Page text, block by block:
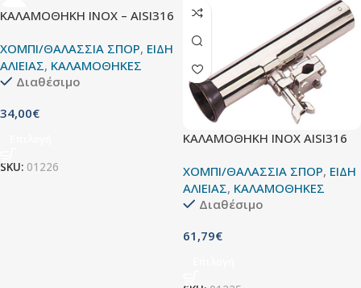
ΚΑΛΑΜΟΘΗΚΗ ΙΝΟΧ – AISI316
ΧΟΜΠΙ/ΘΑΛΑΣΣΙΑ ΣΠΟΡ, ΕΙΔΗ
ΑΛΙΕΙΑΣ, ΚΑΛΑΜΟΘΗΚΕΣ
Διαθέσιμο
34,00€
SKU: 01226
ΚΑΛΑΜΟΘΗΚΗ ΙΝΟΧ AISI316
ΧΟΜΠΙ/ΘΑΛΑΣΣΙΑ ΣΠΟΡ, ΕΙΔΗ
ΑΛΙΕΙΑΣ, ΚΑΛΑΜΟΘΗΚΕΣ
Διαθέσιμο
61,79€